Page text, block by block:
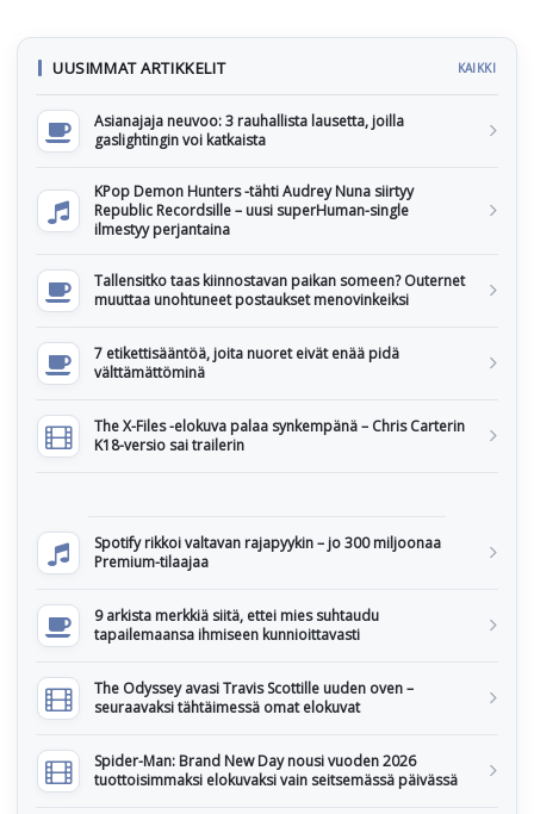
UUSIMMAT ARTIKKELIT KAIKKI
Asianajaja neuvoo: 3 rauhallista lausetta, joilla
gaslightingin voi katkaista
KPop Demon Hunters -tähti Audrey Nuna siirtyy
Republic Recordsille – uusi superHuman-single
ilmestyy perjantaina
Tallensitko taas kiinnostavan paikan someen? Outernet
muuttaa unohtuneet postaukset menovinkeiksi
7 etikettisääntöä, joita nuoret eivät enää pidä
välttämättöminä
The X-Files -elokuva palaa synkempänä – Chris Carterin
K18-versio sai trailerin
Spotify rikkoi valtavan rajapyykin – jo 300 miljoonaa
Premium-tilaajaa
9 arkista merkkiä siitä, ettei mies suhtaudu
tapailemaansa ihmiseen kunnioittavasti
The Odyssey avasi Travis Scottille uuden oven –
seuraavaksi tähtäimessä omat elokuvat
Spider-Man: Brand New Day nousi vuoden 2026
tuottoisimmaksi elokuvaksi vain seitsemässä päivässä